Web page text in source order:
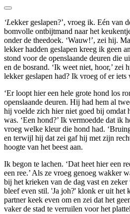
‘Lekker geslapen?’, vroeg ik. Eén van de mannen hielp me de
bomvolle ontbijtmand naar het
onder de theedoek. ‘Wauw!’, zei hij.
lekker hadden geslapen kreeg ik geen
stond voor de openslaande deuren die
en de bosrand. ‘Ik weet niet, hoor,’
lekker geslapen had? Ik vroeg of er iets
‘Er loopt hier een hele grote hond los
openslaande deuren. Hij had hem al
hij voelde zich hier niet goed bij omdat
was. ‘Een hond?’ Ik vermoedde dat ik
vroeg welke kleur die hond had.
en terwijl hij dat zei gaf hij met zijn
hoogte van het beest aan.
Ik begon te lachen. ‘Dat heet hier een
een ree.’ Als ze vroeg genoeg wakker
bij het krieken van de dag vast en
bleef even stil. 'Ja joh?' klonk er uit het
partner keek even om en zei dat het
vaker de stad te verruilen voor het